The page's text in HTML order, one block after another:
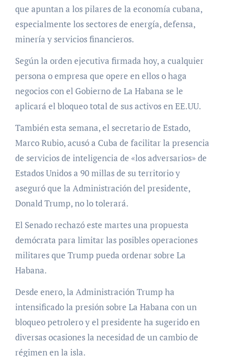
que apuntan a los pilares de la economía cubana,
especialmente los sectores de energía, defensa,
minería y servicios financieros.
Según la orden ejecutiva firmada hoy, a cualquier
persona o empresa que opere en ellos o haga
negocios con el Gobierno de La Habana se le
aplicará el bloqueo total de sus activos en EE.UU.
También esta semana, el secretario de Estado,
Marco Rubio, acusó a Cuba de facilitar la presencia
de servicios de inteligencia de «los adversarios» de
Estados Unidos a 90 millas de su territorio y
aseguró que la Administración del presidente,
Donald Trump, no lo tolerará.
El Senado rechazó este martes una propuesta
demócrata para limitar las posibles operaciones
militares que Trump pueda ordenar sobre La
Habana.
Desde enero, la Administración Trump ha
intensificado la presión sobre La Habana con un
bloqueo petrolero y el presidente ha sugerido en
diversas ocasiones la necesidad de un cambio de
régimen en la isla.